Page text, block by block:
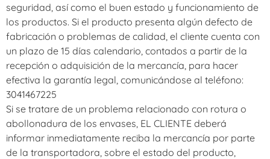
seguridad, así como el buen estado y funcionamiento de
los productos. Si el producto presenta algún defecto de
fabricación o problemas de calidad, el cliente cuenta con
un plazo de 15 días calendario, contados a partir de la
recepción o adquisición de la mercancía, para hacer
efectiva la garantía legal, comunicándose al teléfono:
3041467225
Si se tratare de un problema relacionado con rotura o
abollonadura de los envases, EL CLIENTE deberá
informar inmediatamente reciba la mercancía por parte
de la transportadora, sobre el estado del producto,